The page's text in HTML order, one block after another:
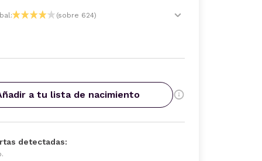
(sobre 624)
a tu lista de nacimiento
detectadas: